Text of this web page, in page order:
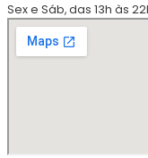
Sex e Sáb, das 13h às